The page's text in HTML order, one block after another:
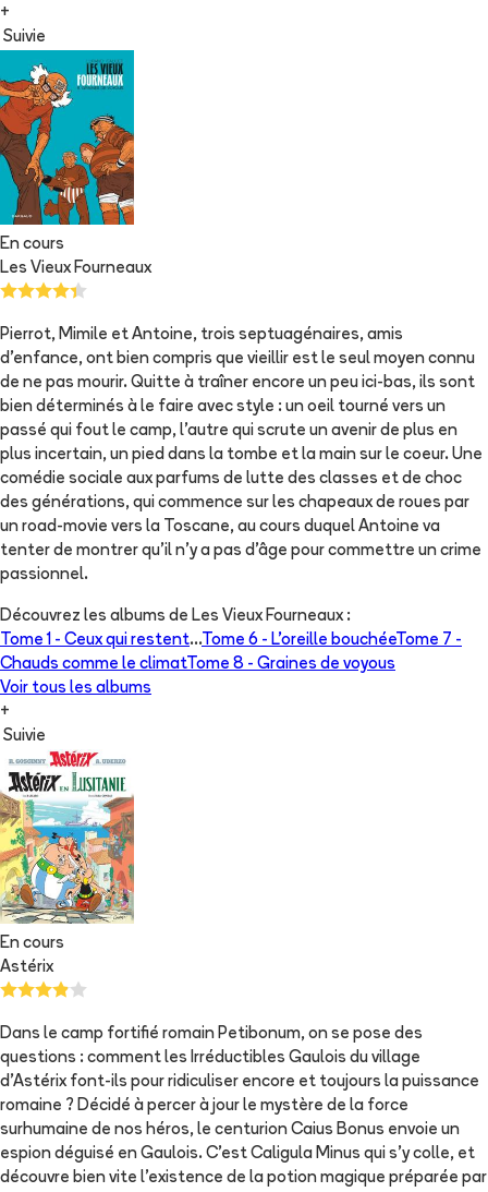
+
Suivie
En cours
Les Vieux Fourneaux
Pierrot, Mimile et Antoine, trois septuagénaires, amis
d'enfance, ont bien compris que vieillir est le seul moyen connu
de ne pas mourir. Quitte à traîner encore un peu ici-bas, ils sont
bien déterminés à le faire avec style : un oeil tourné vers un
passé qui fout le camp, l'autre qui scrute un avenir de plus en
plus incertain, un pied dans la tombe et la main sur le coeur. Une
comédie sociale aux parfums de lutte des classes et de choc
des générations, qui commence sur les chapeaux de roues par
un road-movie vers la Toscane, au cours duquel Antoine va
tenter de montrer qu'il n'y a pas d'âge pour commettre un crime
passionnel.
Découvrez les albums de Les Vieux Fourneaux :
Tome 1 - Ceux qui restent...Tome 6 - L'oreille bouchéeTome 7 -
Chauds comme le climatTome 8 - Graines de voyous
Voir tous les albums
+
Suivie
En cours
Astérix
Dans le camp fortifié romain Petibonum, on se pose des
questions : comment les Irréductibles Gaulois du village
d’Astérix font-ils pour ridiculiser encore et toujours la puissance
romaine ? Décidé à percer à jour le mystère de la force
surhumaine de nos héros, le centurion Caius Bonus envoie un
espion déguisé en Gaulois. C’est Caligula Minus qui s’y colle, et
découvre bien vite l’existence de la potion magique préparée par